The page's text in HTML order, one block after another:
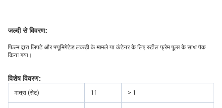
जल्दी से विवरण:
फिल्म द्वारा लिपटे और फ्यूमिगेटेड लकड़ी के मामले या कंटेनर के लिए स्टील फ्रेम फूस के साथ पैक
किया गया।
विशेष विवरण:
मात्रा (सेट) 11 > 1